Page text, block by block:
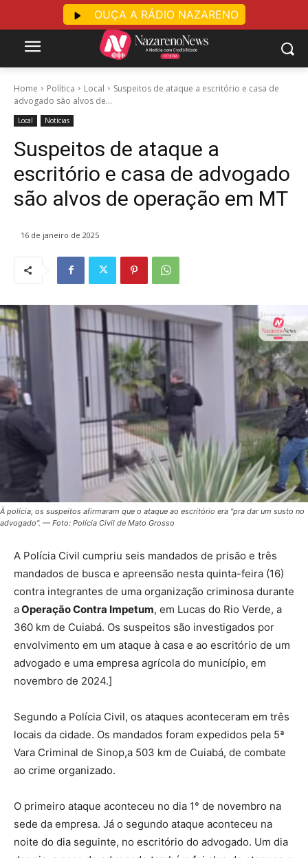
Home Política Local
Suspeitos de ataque a escritório e casa de
advogado são alvos de...
Local Notícias
Suspeitos de ataque a
escritório e casa de advogado
são alvos de operação em MT
16 de janeiro de 2025
À polícia, os suspeitos afirmaram que o ataque ao escritório era "pra dar um susto no
advogado". — Foto: Polícia Civil de Mato Grosso
A Polícia Civil cumpriu seis mandados de prisão e três
mandados de busca e apreensão nesta quinta-feira (16)
contra integrantes de uma organização criminosa durante
aOperação Contra Impetum, em Lucas do Rio Verde, a
360 km de Cuiabá. Os suspeitos são investigados por
envolvimento em um ataque à casa e ao escritório de um
advogado e uma empresa agrícola do município, em
novembro de 2024.]
Segundo a Polícia Civil, os ataques aconteceram em três
locais da cidade. Os mandados foram expedidos pela 5ª
Vara Criminal de Sinop,a 503 km de Cuiabá, de combate
ao crime organizado.
O primeiro ataque aconteceu no dia 1° de novembro na
sede da empresa. Já o segundo ataque aconteceu na
noite do dia seguinte, no escritório do advogado. Um dia
OUÇA A RÁDIO NAZARENO